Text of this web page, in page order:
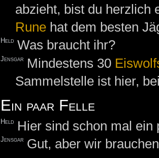
abzieht, bist du herzlich
Runehat dem besten
Held Was braucht ihr?
Jensgar Mindestens 30 Eiswolf
Sammelstelle ist hier,
Ein paar Felle
Held Hier sind schon mal ein
Jensgar Gut, aber wir